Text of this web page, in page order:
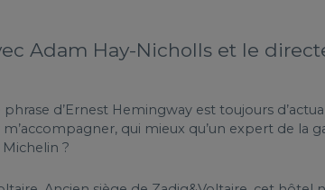
Adam Hay-Nicholls et le
d’Ernest Hemingway est toujours
qui mieux qu’un expert de
?